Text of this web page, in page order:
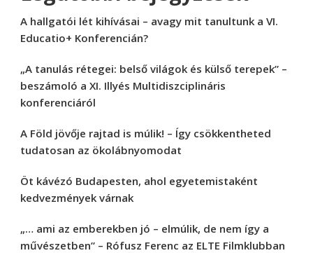
A hallgatói lét kihívásai – avagy mit tanultunk a VI.
Educatio+ Konferencián?
„A tanulás rétegei: belső világok és külső terepek” –
beszámoló a XI. Illyés Multidiszciplináris
konferenciáról
A Föld jövője rajtad is múlik! – Így csökkentheted
tudatosan az ökolábnyomodat
Öt kávézó Budapesten, ahol egyetemistaként
kedvezmények várnak
„… ami az emberekben jó – elmúlik, de nem így a
művészetben” – Rófusz Ferenc az ELTE Filmklubban